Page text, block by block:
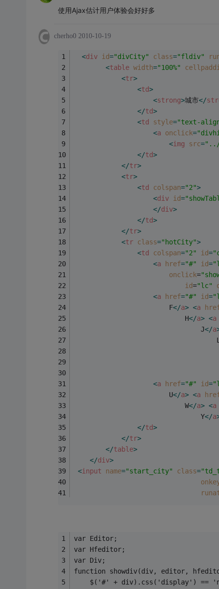
使用Ajax估计用户体验会好好多
cherho0 2010-10-19
<div id="divCity" class="fldiv"
<table width="100%"
<tr>
<td>
<strong>城市</
</td>
<td style="text-
<a onclick=
<img src="../
</td>
</tr>
<tr>
<td colspan="2">
<div id=
</div>
</td>
</tr>
<tr class="hotCity">
<td colspan="2" id=
<a href="#" id=
onclick=
id="lc"
<a href="#" id=
                        F
</a> <a
                            H
</a> <a
                                J
</a
                                    L
<a href="#" id=
                        U
</a> <a
                            W
</a> <a
                                Y
</a
</td>
</tr>
</table>
</div>
<input name="start_city" class=
var Editor;
var Hfeditor;
var Div;
function showdiv(div, editor,
$('#' + div).css('display') ==